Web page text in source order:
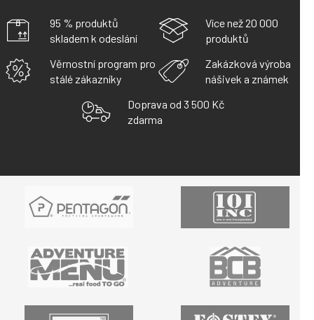
95 % produktů
skladem k odeslání
Více než 20 000
produktů
Věrnostní program pro
stálé zákazníky
Zakázková výroba
nášivek a známek
Doprava od 3 500 Kč
zdarma